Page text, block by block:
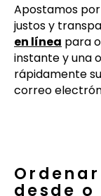
Apostamos por
justos y
en línea para
instante y una
rápidamente
correo
desde